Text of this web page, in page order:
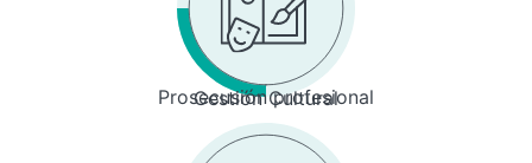
Prosecusión profesional
Gestión Cultural